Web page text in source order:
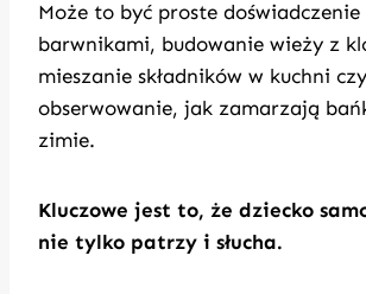
Może to być proste
barwnikami, budowanie wieży z
mieszanie składników w kuchni czy
obserwowanie, jak zamarzają
zimie.
Kluczowe jest to, że dziecko
nie tylko patrzy i słucha.